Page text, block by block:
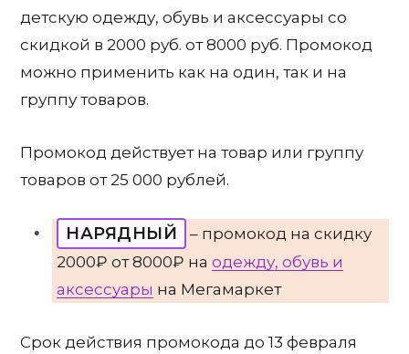
детскую одежду, обувь и аксессуары со
скидкой в 2000 руб. от 8000 руб. Промокод
можно применить как на один, так и на
группу товаров.
Промокод действует на товар или группу
товаров от 25 000 рублей.
НАРЯДНЫЙ
– промокод на скидку
2000₽ от 8000₽ на одежду, обувь и
аксессуары на Мегамаркет
Срок действия промокода до 13 февраля